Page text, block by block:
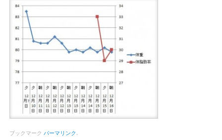
ブックマーク パーマリンク .